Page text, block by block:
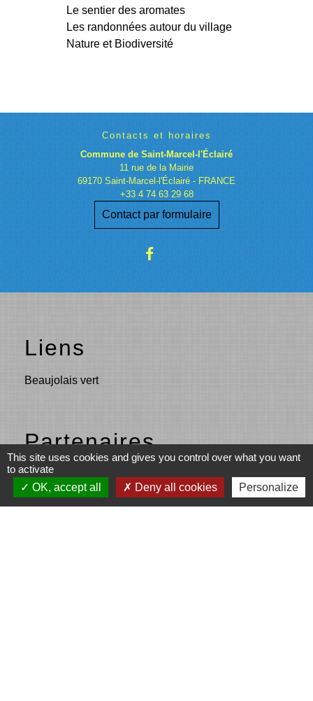
Le sentier des aromates
Les randonnées autour du village
Nature et Biodiversité
Contacts et horaires
Commune de Saint-Marcel-l'Éclairé
11 rue de la Mairie
69170 Saint-Marcel-l'Éclairé - FRANCE
+33 4 74 63 29 68
Contact par formulaire
Liens
Beaujolais vert
Partenaires
développement rural (Union européenne)
This site uses cookies and gives you control over what you want
to activate
OK, accept all
Deny all cookies Personalize